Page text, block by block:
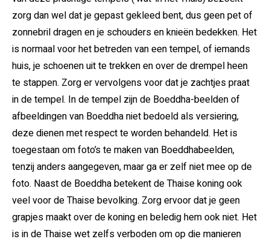
zorg dan wel dat je gepast gekleed bent, dus geen pet of
zonnebril dragen en je schouders en knieën bedekken. Het
is normaal voor het betreden van een tempel, of iemands
huis, je schoenen uit te trekken en over de drempel heen
te stappen. Zorg er vervolgens voor dat je zachtjes praat
in de tempel. In de tempel zijn de Boeddha-beelden of
afbeeldingen van Boeddha niet bedoeld als versiering,
deze dienen met respect te worden behandeld. Het is
toegestaan om foto’s te maken van Boeddhabeelden,
tenzij anders aangegeven, maar ga er zelf niet mee op de
foto. Naast de Boeddha betekent de Thaise koning ook
veel voor de Thaise bevolking. Zorg ervoor dat je geen
grapjes maakt over de koning en beledig hem ook niet. Het
is in de Thaise wet zelfs verboden om op die manieren